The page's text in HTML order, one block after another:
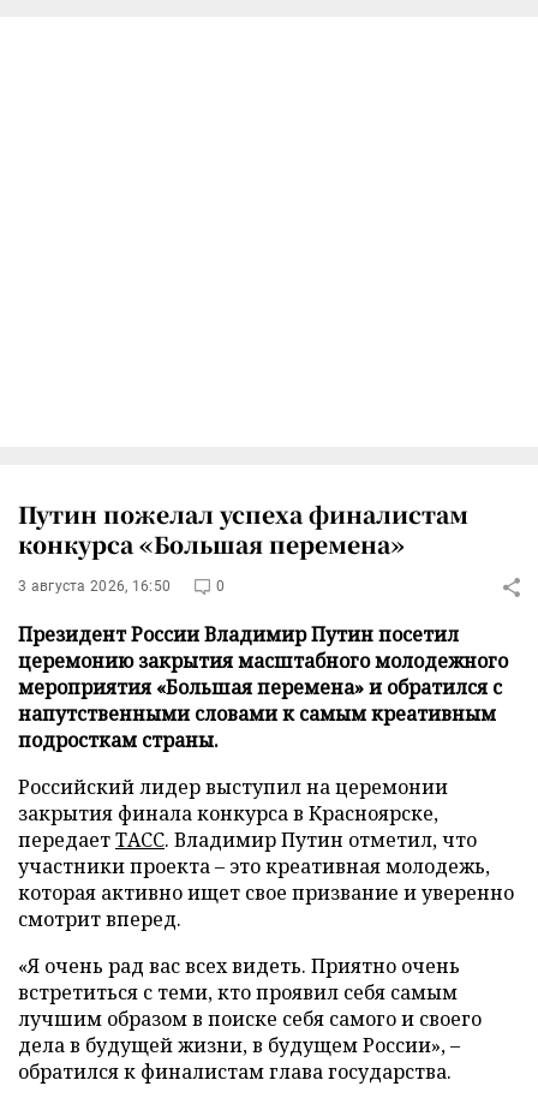
Путин пожелал успеха финалистам
конкурса «Большая перемена»
3 августа 2026, 16:50 0
Президент России Владимир Путин посетил
церемонию закрытия масштабного молодежного
мероприятия «Большая перемена» и обратился с
напутственными словами к самым креативным
подросткам страны.
Российский лидер выступил на церемонии
закрытия финала конкурса в Красноярске,
передаетТАСС. Владимир Путин отметил, что
участники проекта – это креативная молодежь,
которая активно ищет свое призвание и уверенно
смотрит вперед.
«Я очень рад вас всех видеть. Приятно очень
встретиться с теми, кто проявил себя самым
лучшим образом в поиске себя самого и своего
дела в будущей жизни, в будущем России», –
обратился к финалистам глава государства.